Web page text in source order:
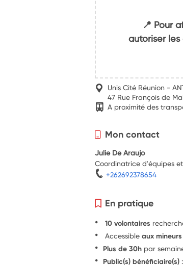
📍 Pour
autoriser les
Unis Cité Réunion -
47 Rue François de
A proximité des
Mon contact
Julie De Araujo
Coordinatrice d'équipes
+262692378654
En pratique
10 volontaires
Accessibleaux mineurs
Plus de 30h par
Public(s) bénéficiaire(s)